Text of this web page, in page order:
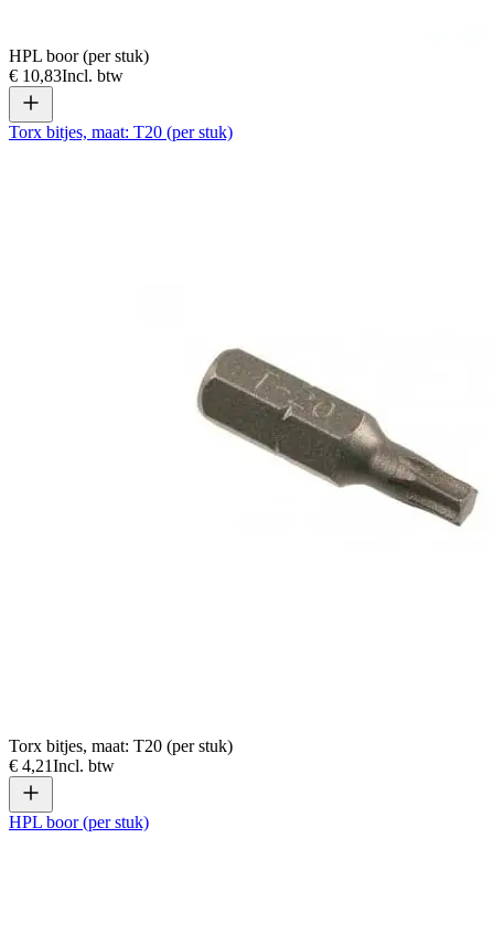
HPL boor (per stuk)
€ 10,83Incl. btw
Torx bitjes, maat: T20 (per stuk)
Torx bitjes, maat: T20 (per stuk)
€ 4,21Incl. btw
HPL boor (per stuk)